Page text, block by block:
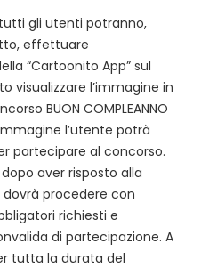
tutti gli utenti potranno,
effettuare
“Cartoonito App” sul
visualizzare l’immagine in
BUON COMPLEANNO
l’utente potrà
partecipare al concorso.
aver risposto alla
procedere con
richiesti e
di partecipazione. A
tutta la durata del